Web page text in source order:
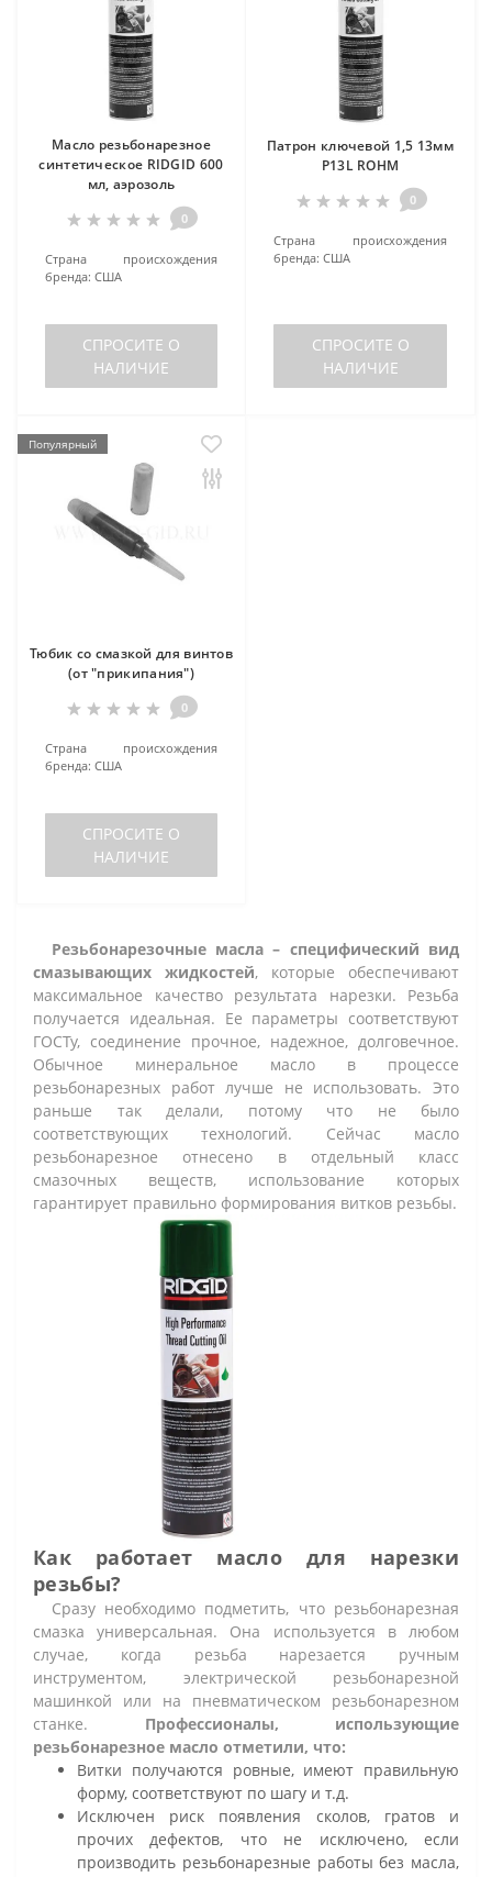
Масло резьбонарезное
синтетическое RIDGID 600
мл, аэрозоль
0
Страна происхождения
бренда: США
СПРОСИТЕ О
НАЛИЧИЕ
Патрон ключевой 1,5 13мм
P13L ROHM
0
Страна происхождения
бренда: США
СПРОСИТЕ О
НАЛИЧИЕ
Популярный
Тюбик со смазкой для винтов
(от "прикипания")
0
Страна происхождения
бренда: США
СПРОСИТЕ О
НАЛИЧИЕ
Резьбонарезочные масла – специфический вид
смазывающих жидкостей, которые обеспечивают
максимальное качество результата нарезки. Резьба
получается идеальная. Ее параметры соответствуют
ГОСТу, соединение прочное, надежное, долговечное.
Обычное минеральное масло в процессе
резьбонарезных работ лучше не использовать. Это
раньше так делали, потому что не было
соответствующих технологий. Сейчас масло
резьбонарезное отнесено в отдельный класс
смазочных веществ, использование которых
гарантирует правильно формирования витков резьбы.
Как работает масло для нарезки
резьбы?
Сразу необходимо подметить, что резьбонарезная
смазка универсальная. Она используется в любом
случае, когда резьба нарезается ручным
инструментом, электрической резьбонарезной
машинкой или на пневматическом резьбонарезном
станке. Профессионалы, использующие
резьбонарезное масло отметили, что:
Витки получаются ровные, имеют правильную
форму, соответствуют по шагу и т.д.
Исключен риск появления сколов, гратов и
прочих дефектов, что не исключено, если
производить резьбонарезные работы без масла,